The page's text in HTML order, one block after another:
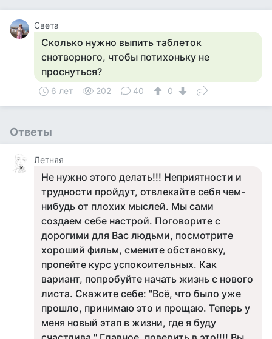
Света
Сколько нужно выпить таблеток
снотворного, чтобы потихоньку не
проснуться?
6 лет 202 40 0
Ответы
Летняя
Не нужно этого делать!!! Неприятности и
трудности пройдут, отвлекайте себя чем-
нибудь от плохих мыслей. Мы сами
создаем себе настрой. Поговорите с
дорогими для Вас людьми, посмотрите
хороший фильм, смените обстановку,
пропейте курс успокоительных. Как
вариант, попробуйте начать жизнь с нового
листа. Скажите себе: "Всё, что было уже
прошло, принимаю это и прощаю. Теперь у
меня новый этап в жизни, где я буду